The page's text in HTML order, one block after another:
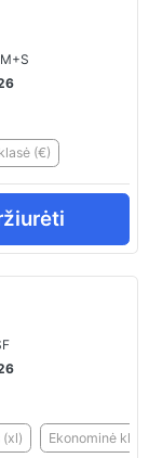
(€)
(xl) Ekonominė